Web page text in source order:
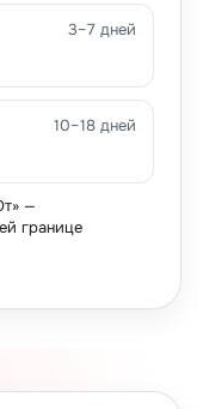
3–7 дней
10–18 дней
—
границе